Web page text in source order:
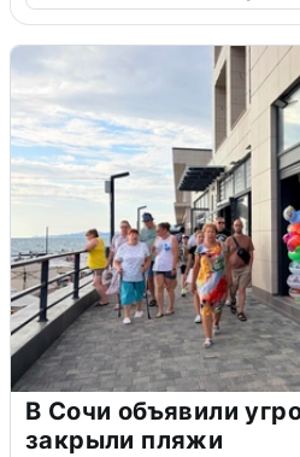
В Сочи объявили
закрыли пляжи